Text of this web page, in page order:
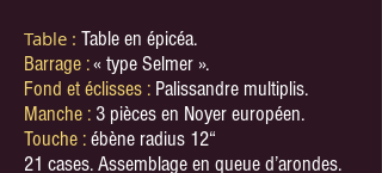
Table : Table en épicéa.
Barrage :« type Selmer ».
Fond et éclisses : Palissandre multiplis.
Manche : 3 pièces en Noyer européen.
Touche :ébène radius 12“
21 cases. Assemblage en queue d’arondes.